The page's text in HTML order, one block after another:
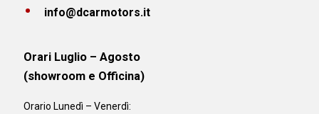
info@dcarmotors.it
Orari Luglio – Agosto
(showroom e Officina)
Orario Lunedì – Venerdì: